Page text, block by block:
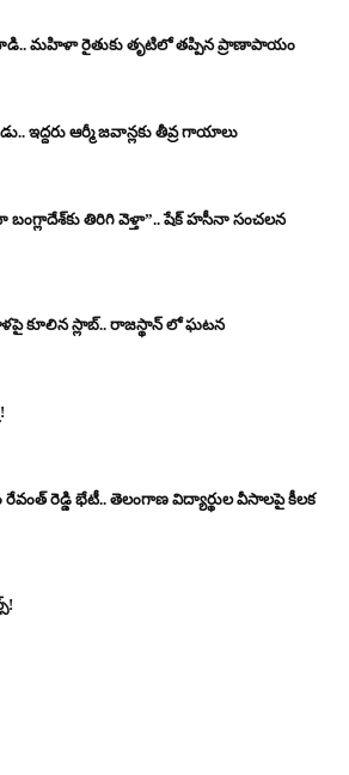
దాడి.. మహిళా రైతుకు తృటిలో తప్పిన ప్రాణాపాయం
ఇద్దరు ఆర్మీ జవాన్లకు తీవ్ర గాయాలు
తిరిగి వెళ్తా”.. షేక్ హసీనా సంచలన
కూలిన స్లాబ్‌.. రాజస్థాన్ లో ఘటన
రెడ్డి భేటీ.. తెలంగాణ విద్యార్థుల వీసాలపై కీలక